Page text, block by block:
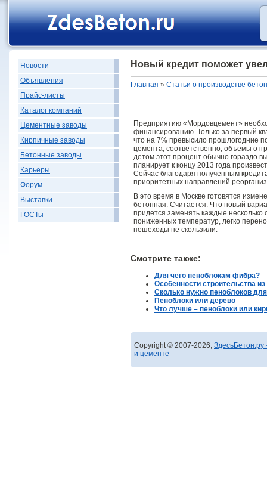
Новости
Объявления
Прайс-листы
Каталог компаний
Цементные заводы
Кирпичные заводы
Бетонные заводы
Карьеры
Форум
Выставки
ГОСТы
Новый кредит поможет
Главная » Статьи о производстве
Предприятию «Мордовцемент»
финансированию. Только за первый
что на 7% превысило прошлогодние
цемента, соответственно, объемы
детом этот процент обычно гораздо
планирует к концу 2013 года
Сейчас благодаря полученным
приоритетных направлений
В это время в Москве готовятся
бетонная. Считается. Что новый
придется заменять каждые несколько
пониженных температур, легко
пешеходы не скользили.
Смотрите также:
Для чего пеноблокам фибра?
Особенности строительства
Сколько нужно пеноблоков
Пеноблоки или дерево
Что лучше – пеноблоки или
Copyright © 2007-2026,
и цементе